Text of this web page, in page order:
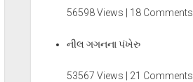
56598 Views | 18 Comments
નીલ ગગનના પંખેરુ
53567 Views | 21 Comments